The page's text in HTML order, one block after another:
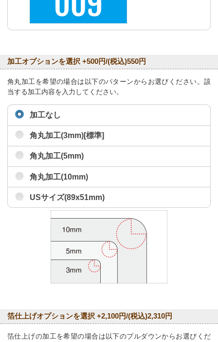
加工オプションを選択 +500円/(税込)550円
角丸加工を希望の場合は以下のパターンからお選びください。該
当する加工内容を入力してください。
加工なし
角丸加工(3mm)[標準]
角丸加工(5mm)
角丸加工(10mm)
USサイズ(89x51mm)
箔仕上げオプションを選択 +2,100円/(税込)2,310円
箔仕上げの加工を希望の場合は以下のプルダウンからお選びくだ